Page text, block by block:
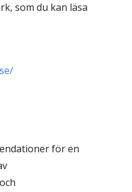
som du kan läsa
för en